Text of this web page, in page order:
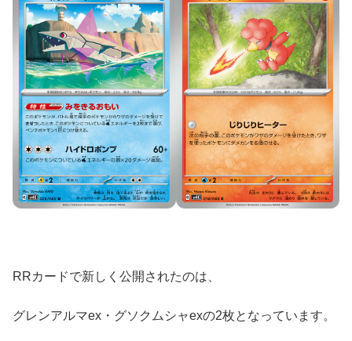
RRカードで新しく公開されたのは、
グレンアルマex・グソクムシャexの2枚となっています。